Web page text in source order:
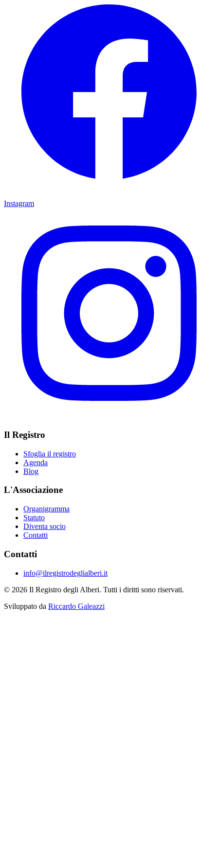
Instagram
Il Registro
Sfoglia il registro
Agenda
Blog
L'Associazione
Organigramma
Statuto
Diventa socio
Contatti
Contatti
info@ilregistrodeglialberi.it
© 2026 Il Registro degli Alberi. Tutti i diritti sono riservati.
Sviluppato da Riccardo Galeazzi